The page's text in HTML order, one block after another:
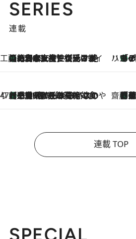
SERIES
連載
工藤まやのおもてなしハワイ
2026.8.6
【ハワイ土産】ローカルの絶大な支持で復活！ 絶品の幻クッキー《元ファンの日本人女性が受け継いだ名店》 ハワイ賢者 リサのお気に入りリスト
あの伝説の限
47都道府県の手みやげ ひんやりスイーツで夏を満喫
2026.8.6
【三重県】この夏絶対食べたい 冷やしておいしいおやつ3選 お餅×アイスの新感覚スイーツ 齋藤「荷物が増えるほど旅ストレスは増す」美容ジャーナリストがたどり着いた
連載 TOP
SPECIAL